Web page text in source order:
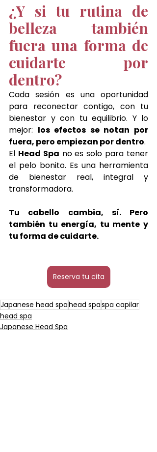
¿Y si tu rutina de
belleza también
fuera una forma de
cuidarte por
dentro?
Cada sesión es una oportunidad
para reconectar contigo, con tu
bienestar y con tu equilibrio. Y lo
mejor: los efectos se notan por
fuera, pero empiezan por dentro.
El Head Spa no es solo para tener
el pelo bonito. Es una herramienta
de bienestar real, integral y
transformadora.
Tu cabello cambia, sí. Pero
también tu energía, tu mente y
tu forma de cuidarte.
Reserva tu cita
Japanese head spahead spaspa capilar
head spa
Japanese Head Spa